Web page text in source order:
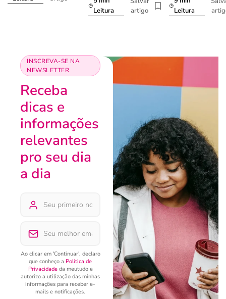
Leitura
artigo
Leitura
INSCREVA-SE NA
NEWSLETTER
Receba
dicas e
informações
relevantes
pro seu dia
a dia
Ao clicar em 'Continuar', declaro
que conheço a Política de
Privacidadeda meutudo e
autorizo a utilização das minhas
informações para receber e-
mails e notificações.